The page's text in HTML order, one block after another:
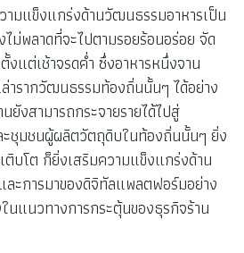
ามแข็งแกร่งด้านวัฒนธรรมอาหารเป็น
ม่พลาดที่จะไปตามรอยร้อนอร่อย จัด
แต่เช้าจรดค่ำ ซึ่งอาหารหนึ่งจาน
ารากวัฒนธรรมท้องถิ่นนั้นๆ ได้อย่าง
ยังสามารถกระจายรายได้ไปสู่
ชุมชนผู้ผลิตวัตถุดิบในท้องถิ่นนั้นๆ ยิ่ง
ติบโต ก็ยิ่งเสริมความแข็งแกร่งด้าน
ะการมาของดิจิทัลแพลตฟอร์มอย่าง
นแนวทางการกระตุ้นของธุรกิจร้าน